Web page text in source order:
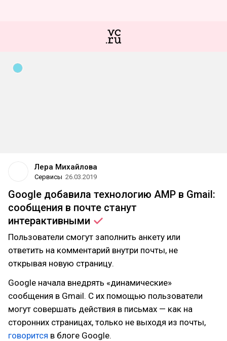
Лера Михайлова
Сервисы 26.03.2019
Google добавила технологию AMP в Gmail:
сообщения в почте станут
интерактивными
Пользователи смогут заполнить анкету или
ответить на комментарий внутри почты, не
открывая новую страницу.
Google начала внедрять «динамические»
сообщения в Gmail. С их помощью пользователи
могут совершать действия в письмах — как на
сторонних страницах, только не выходя из почты,
говорится в блоге Google.